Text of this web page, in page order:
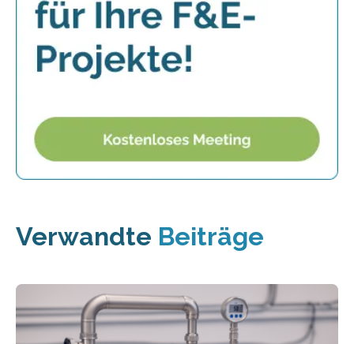
Verwandte Beiträge